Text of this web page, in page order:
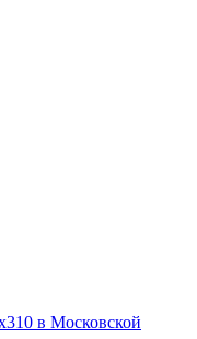
в Московской